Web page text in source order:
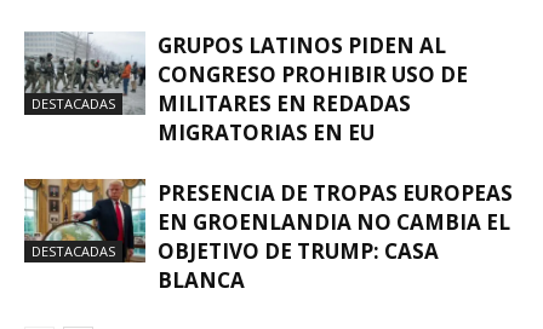
DESTACADAS
GRUPOS LATINOS PIDEN AL
CONGRESO PROHIBIR USO DE
MILITARES EN REDADAS
MIGRATORIAS EN EU
DESTACADAS
PRESENCIA DE TROPAS EUROPEAS
EN GROENLANDIA NO CAMBIA EL
OBJETIVO DE TRUMP: CASA
BLANCA